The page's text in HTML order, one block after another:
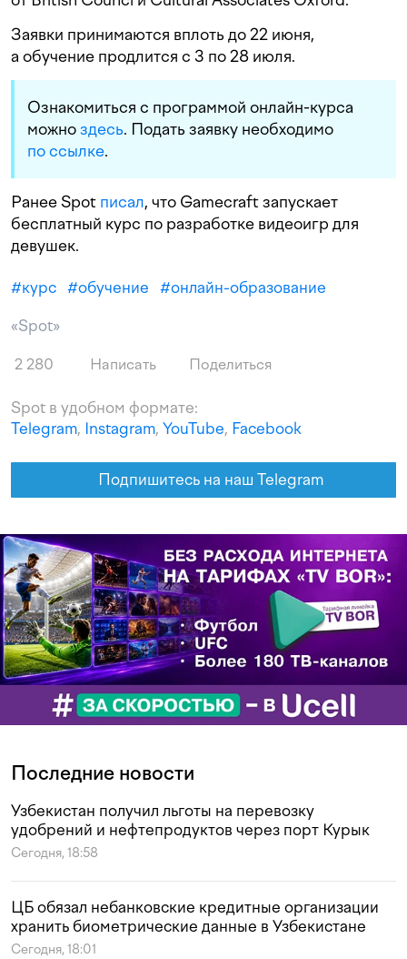
Заявки принимаются вплоть до 22 июня,
а обучение продлится с 3 по 28 июля.
Ознакомиться с программой онлайн-курса
можноздесь. Подать заявку необходимо
по ссылке.
Ранее Spot писал, что Gamecraft запускает
бесплатный курс по разработке видеоигр для
девушек.
#курс #обучение #онлайн-образование
«Spot»
2 280 Написать Поделиться
Spot в удобном формате:
Telegram, Instagram, YouTube, Facebook
Подпишитесь на наш Telegram
Последние новости
Узбекистан получил льготы на перевозку
удобрений и нефтепродуктов через порт Курык
Сегодня, 18:58
ЦБ обязал небанковские кредитные организации
хранить биометрические данные в Узбекистане
Сегодня, 18:01